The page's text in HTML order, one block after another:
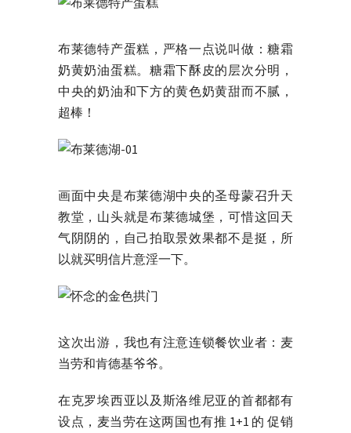
布莱德特产蛋糕，严格一点说叫做：糖霜
奶黄奶油蛋糕。糖霜下酥皮的层次分明，
中央的奶油和下方的黄色奶黄甜而不腻，
超棒！
画面中央是布莱德湖中央的圣母蒙召升天
教堂，山头就是布莱德城堡，可惜这回天
气阴阴的，自己拍取景效果都不是挺，所
以就买明信片意淫一下。
这次出游，我也有注意连锁餐饮业者：麦
当劳和肯德基爷爷。
在克罗埃西亚以及斯洛维尼亚的首都都有
设点，麦当劳在这两国也有推 1+1 的 促销